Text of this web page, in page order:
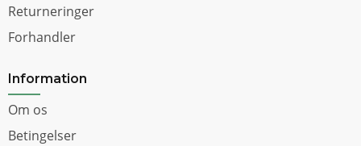
Returneringer
Forhandler
Information
Om os
Betingelser